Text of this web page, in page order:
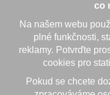
co
Na našem webu
plné funkčnosti,
reklamy. Potvrďte
cookies pro
Pokud se chcete
Miroslav
Štipák
Boty - sport
Novosady 2045
59401 Velké
Meziříčí